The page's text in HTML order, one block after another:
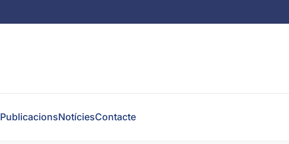
PublicacionsNotíciesContacte